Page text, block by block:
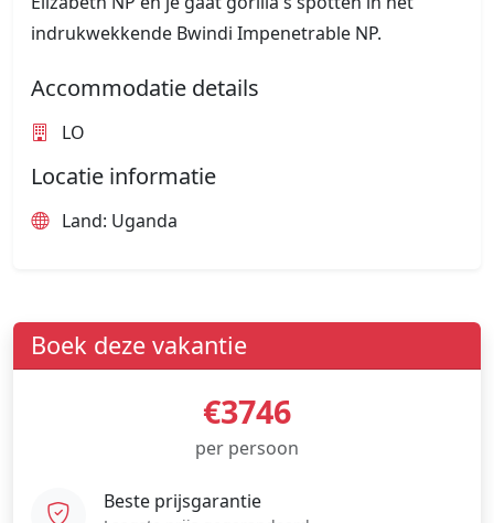
indrukwekkende Bwindi Impenetrable NP.
Accommodatie details
LO
Locatie informatie
Land: Uganda
Boek deze vakantie
€3746
per persoon
Beste prijsgarantie